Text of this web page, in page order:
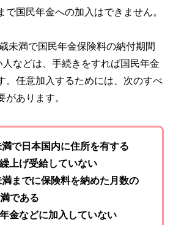
で国民年金への加入はできません。
未満で国民年金保険料の納付期間
などは、手続きをすれば国民年金
。任意加入するためには、次のすべ
があります。
で日本国内に住所を有する
上げ受給していない
までに保険料を納めた月数の
である
金などに加入していない